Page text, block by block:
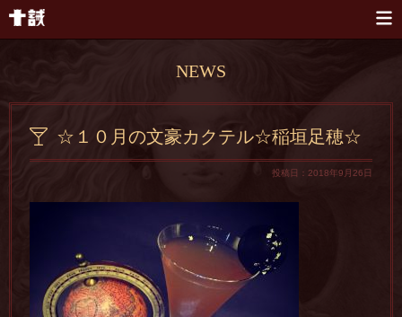
NEWS
☆１０月の文豪カクテル☆稲垣足穂☆
投稿日：2018年9月26日